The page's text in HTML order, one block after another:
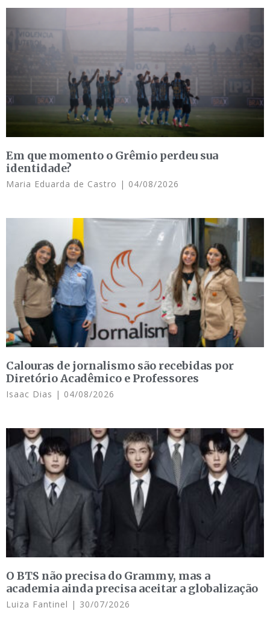
Em que momento o Grêmio perdeu sua
identidade?
Maria Eduarda de Castro 04/08/2026
Calouras de jornalismo são recebidas por
Diretório Acadêmico e Professores
Isaac Dias 04/08/2026
O BTS não precisa do Grammy, mas a
academia ainda precisa aceitar a globalização
Luiza Fantinel 30/07/2026